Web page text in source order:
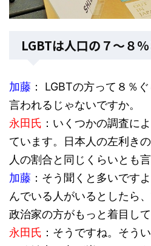
LGBTは人口の７～８
加藤 ： LGBTの方って８％
言われるじゃないですか。
永田氏 ：いくつかの調査に
ています。日本人の左利き
人の割合と同じくらいとも
加藤 ：そう聞くと多いです
んでいる人がいるとしたら
政治家の方がもっと着目し
永田氏 ：そうですね。そう